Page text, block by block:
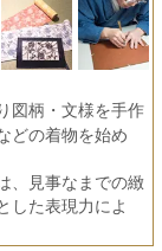
図柄・文様を手作
どの着物を始め
、見事なまでの緻
した表現力によ